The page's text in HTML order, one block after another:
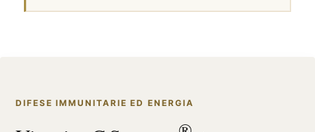
DIFESE IMMUNITARIE ED ENERGIA